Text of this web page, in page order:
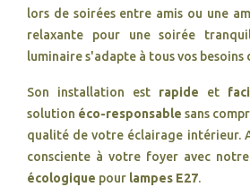
lors de soirées entre amis ou une
relaxante pour une soirée
luminaire s'adapte à tous vos besoins
Son installation est rapide et
solution éco-responsable sans
qualité de votre éclairage intérieur.
consciente à votre foyer avec notre
écologique pour lampes E27.